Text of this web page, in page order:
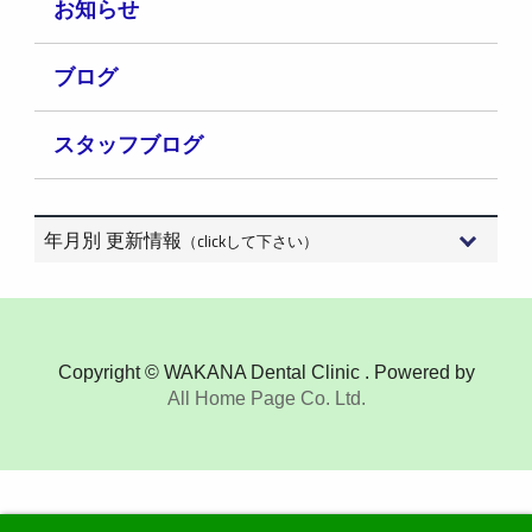
お知らせ
ブログ
スタッフブログ
年月別 更新情報 （clickして下さい）
2026年8月 (3)
2026年7月 (15)
Copyright © WAKANA Dental Clinic . Powered by
All Home Page Co. Ltd.